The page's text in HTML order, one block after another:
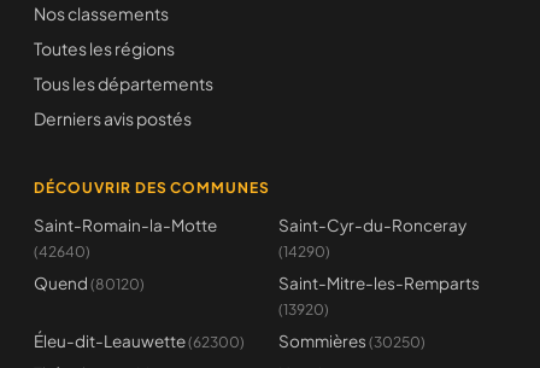
Nos classements
Toutes les régions
Tous les départements
Derniers avis postés
DÉCOUVRIR DES COMMUNES
Saint-Romain-la-Motte
(42640)
Saint-Cyr-du-Ronceray
(14290)
Quend (80120) Saint-Mitre-les-Remparts
(13920)
Éleu-dit-Leauwette(62300) Sommières (30250)